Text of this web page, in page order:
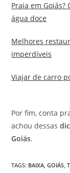
Praia em
água doce
Melhores
imperdíveis
Viajar de carro
Por fim, conta
achou dessas
Goiás.
TAGS: BAIXA, GOIÁS,